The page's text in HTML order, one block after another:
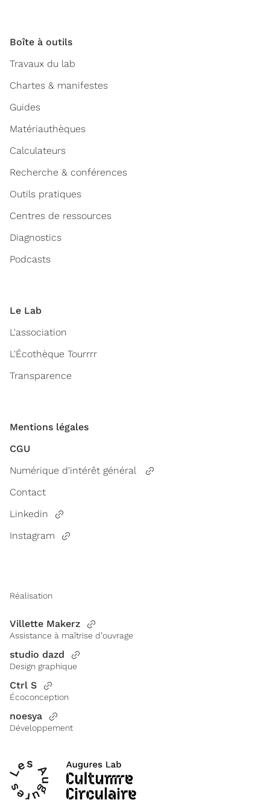
Boîte à outils
Travaux du lab
Chartes & manifestes
Guides
Matériauthèques
Calculateurs
Recherche & conférences
Outils pratiques
Centres de ressources
Diagnostics
Podcasts
Le Lab
L'association
L'Écothèque Tourrrr
Transparence
Mentions légales
CGU
Numérique d'intérêt général
Contact
Linkedin
Instagram
Réalisation
Villette Makerz
Assistance à maîtrise d’ouvrage
studio dazd
Design graphique
Ctrl S
Écoconception
noesya
Développement